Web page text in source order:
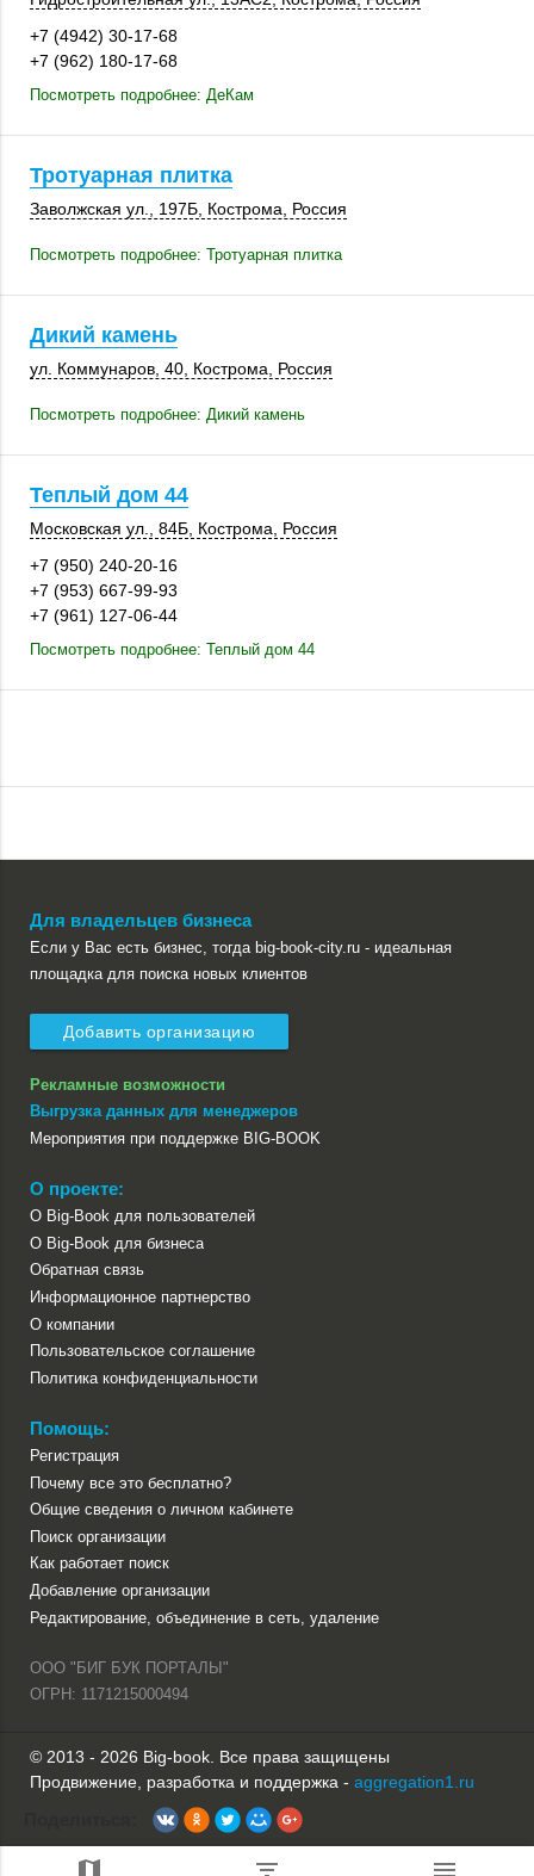
+7 (4942) 30-17-68
+7 (962) 180-17-68
Посмотреть подробнее: ДеКам
Тротуарная плитка
Заволжская ул. 197Б Кострома Россия
Посмотреть подробнее: Тротуарная плитка
Дикий камень
ул. Коммунаров, 40 Кострома Россия
Посмотреть подробнее: Дикий камень
Теплый дом 44
Московская ул. 84Б Кострома
Россия
+7 (950) 240-20-16
+7 (953) 667-99-93
+7 (961) 127-06-44
Посмотреть подробнее: Теплый дом 44
Для владельцев бизнеса
Если у Вас есть бизнес, тогда big-book-city.ru - идеальная
площадка для поиска новых клиентов
Добавить организацию
Рекламные возможности
Выгрузка данных для менеджеров
Мероприятия при поддержке BIG-BOOK
О проекте:
О Big-Book для пользователей
О Big-Book для бизнеса
Обратная связь
Информационное партнерство
О компании
Пользовательское соглашение
Политика конфиденциальности
Помощь:
Регистрация
Почему все это бесплатно?
Общие сведения о личном кабинете
Поиск организации
Как работает поиск
Добавление организации
Редактирование, объединение в сеть, удаление
ООО "БИГ БУК ПОРТАЛЫ"
ОГРН: 1171215000494
© 2013 - 2026 Big-book. Все права защищены
Продвижение, разработка и поддержка - aggregation1.ru